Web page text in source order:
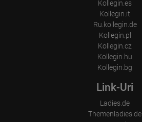
Kollegin.es
Kollegin.it
Ru.kollegin.de
Kollegin.pl
Kollegin.cz
Kollegin.hu
Kollegin.bg
Link-Uri
Ladies.de
Themenladies.de